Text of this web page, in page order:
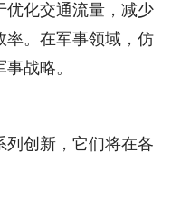
优化交通流量，减少
率。在军事领域，仿
战略。
列创新，它们将在各